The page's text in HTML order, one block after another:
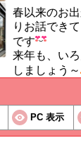
春以来のお
りお話でき
です
来年も、い
しましょう～
PC 表示